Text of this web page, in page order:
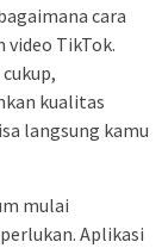
cara
TikTok.
kualitas
langsung kamu
mulai
Aplikasi